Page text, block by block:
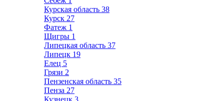
Курская область 38
Курск 27
Фатеж 1
Щигры 1
Липецкая область 37
Липецк 19
Елец 5
Грязи 2
Пензенская область 35
Пенза 27
Кузнецк 3